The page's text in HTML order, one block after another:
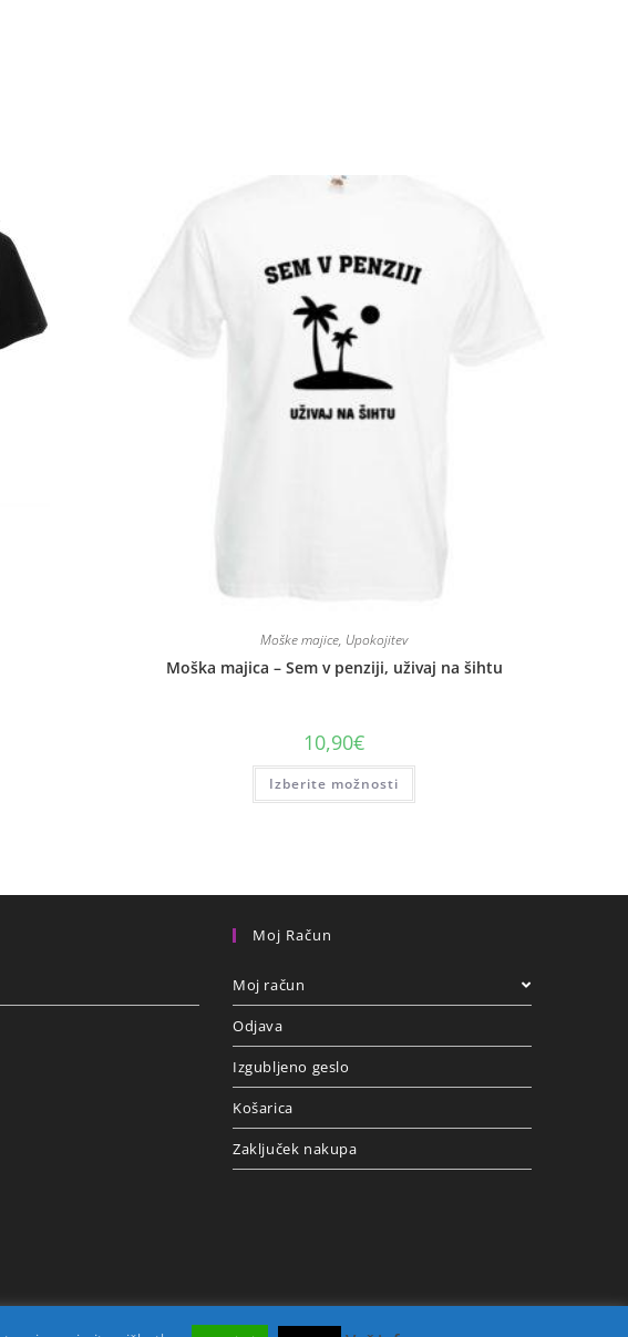
Moške majice, Upokojitev
Moška majica – Sem v penziji, uživaj na šihtu
10,90€
Izberite možnosti
Moj Račun
Moj račun
Odjava
Izgubljeno geslo
Košarica
Zaključek nakupa